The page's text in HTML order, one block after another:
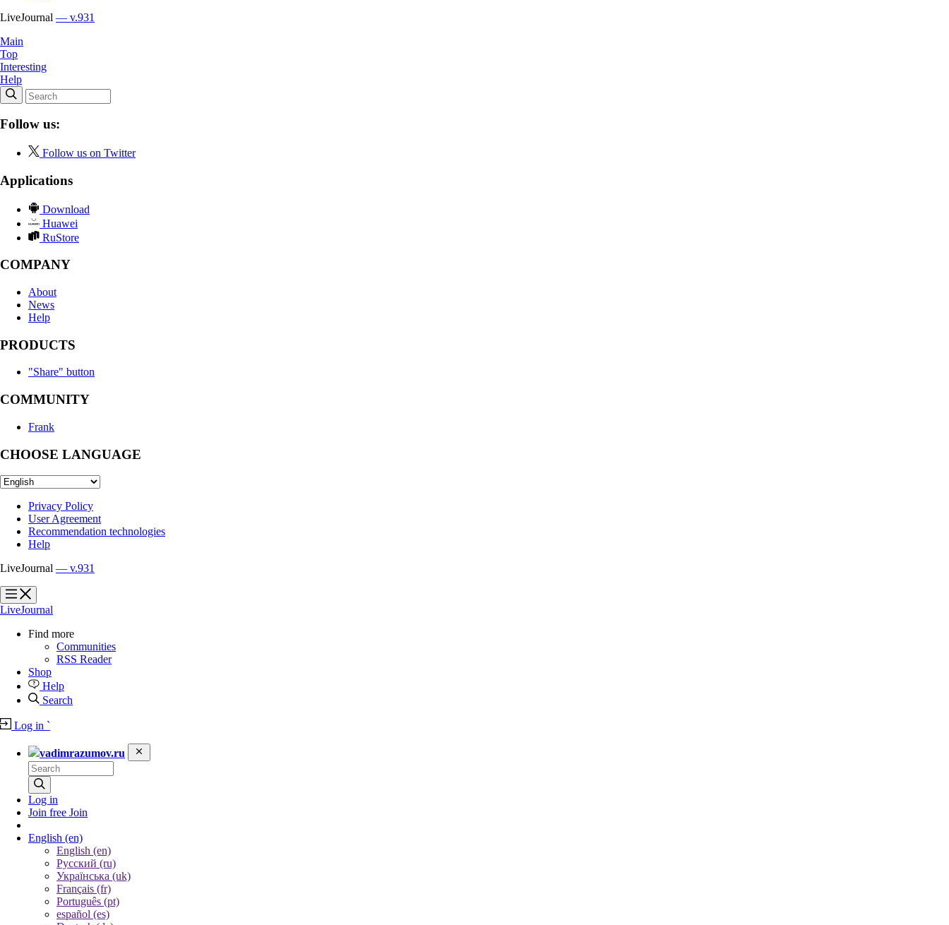
LiveJournal — v.931
Main
Top
Interesting
Help
Follow us:
Follow us on Twitter
Applications
Download
Huawei
RuStore
COMPANY
About
News
Help
PRODUCTS
"Share" button
COMMUNITY
Frank
CHOOSE LANGUAGE
Privacy Policy
User Agreement
Recommendation technologies
Help
LiveJournal — v.931
?
?
LiveJournal
Find more
Communities
RSS Reader
Shop
Help
Search
Log in `
vadimrazumov.ru
Log in
Join free Join
English (en)
English (en)
Русский (ru)
Українська (uk)
Français (fr)
Português (pt)
español (es)